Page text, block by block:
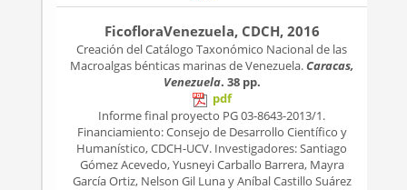
FicofloraVenezuela, CDCH, 2016
Creación del Catálogo Taxonómico Nacional de las
Macroalgas bénticas marinas de Venezuela.Caracas,
Venezuela. 38 pp.
pdf
Informe final proyecto PG 03-8643-2013/1.
Financiamiento: Consejo de Desarrollo Científico y
Humanístico, CDCH-UCV. Investigadores: Santiago
Gómez Acevedo, Yusneyi Carballo Barrera, Mayra
García Ortiz, Nelson Gil Luna y Aníbal Castillo Suárez